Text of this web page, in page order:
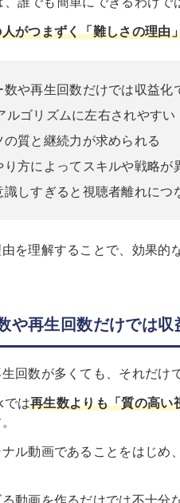
がつまずく「難しさの理由
数や再生回数だけでは収益化
ルゴリズムに左右されやすい
の質と継続力が求められる
り方によってスキルや戦略が
識しすぎると視聴者離れにつ
を理解することで、効果的
や再生回数だけでは
回数が多くても、それだけ
では再生数よりも「質の高い
ル動画であることをはじめ